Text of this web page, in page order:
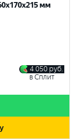
мм
4 050 руб.
в Сплит